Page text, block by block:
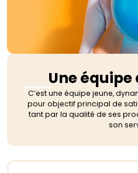
Une
C’est une équipe jeune,
pour objectif principal de
tant par la qualité de ses
son